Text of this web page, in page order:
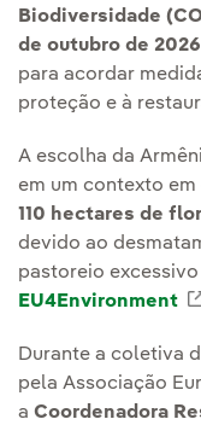
Biodiversidade
de outubro de 2026
para acordar
proteção e à
A escolha da
em um contexto
110 hectares de
devido ao
pastoreio
EU4Environment
Durante a coletiva
pela Associação
a Coordenadora